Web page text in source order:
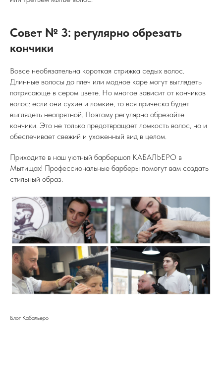
Совет № 3: регулярно обрезать
кончики
Вовсе необязательна короткая стрижка седых волос.
Длинные волосы до плеч или модное каре могут выглядеть
потрясающе в сером цвете. Но многое зависит от кончиков
волос: если они сухие и ломкие, то вся прическа будет
выглядеть неопрятной. Поэтому регулярно обрезайте
кончики. Это не только предотвращает ломкость волос, но и
обеспечивает свежий и ухоженный вид в целом.
Приходите в наш уютный барбершоп КАБАЛЬЕРО в
Мытищах! Профессиональные барберы помогут вам создать
стильный образ.
Блог Кабальеро